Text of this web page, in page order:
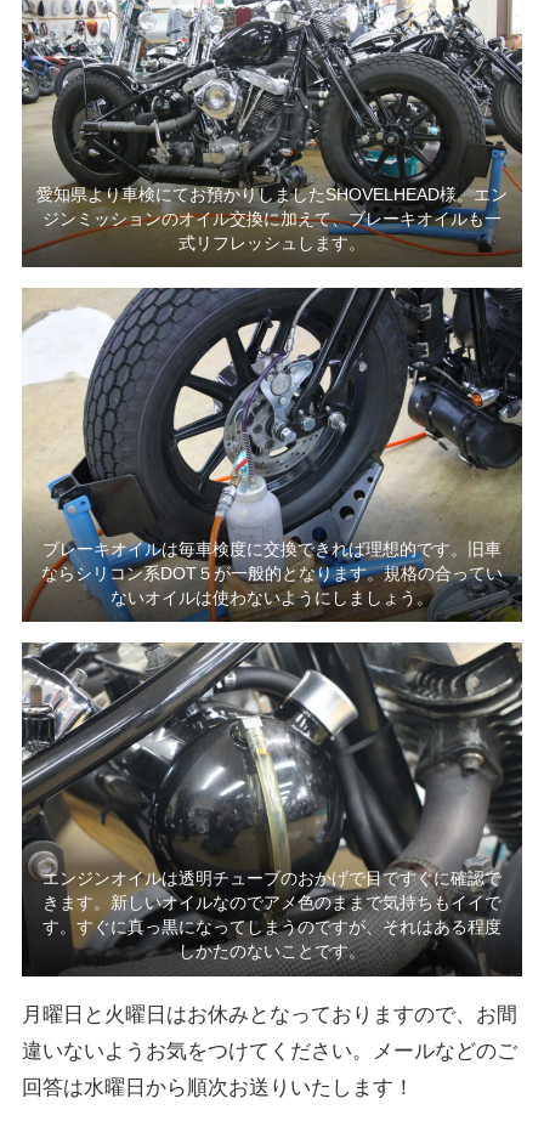
愛知県より車検にてお預かりしましたSHOVELHEAD様。エン
ジンミッションのオイル交換に加えて、ブレーキオイルも一
式リフレッシュします。
ブレーキオイルは毎車検度に交換できれば理想的です。旧車
ならシリコン系DOT５が一般的となります。規格の合ってい
ないオイルは使わないようにしましょう。
エンジンオイルは透明チューブのおかげで目ですぐに確認で
きます。新しいオイルなのでアメ色のままで気持ちもイイで
す。すぐに真っ黒になってしまうのですが、それはある程度
しかたのないことです。
月曜日と火曜日はお休みとなっておりますので、お間
違いないようお気をつけてください。メールなどのご
回答は水曜日から順次お送りいたします！